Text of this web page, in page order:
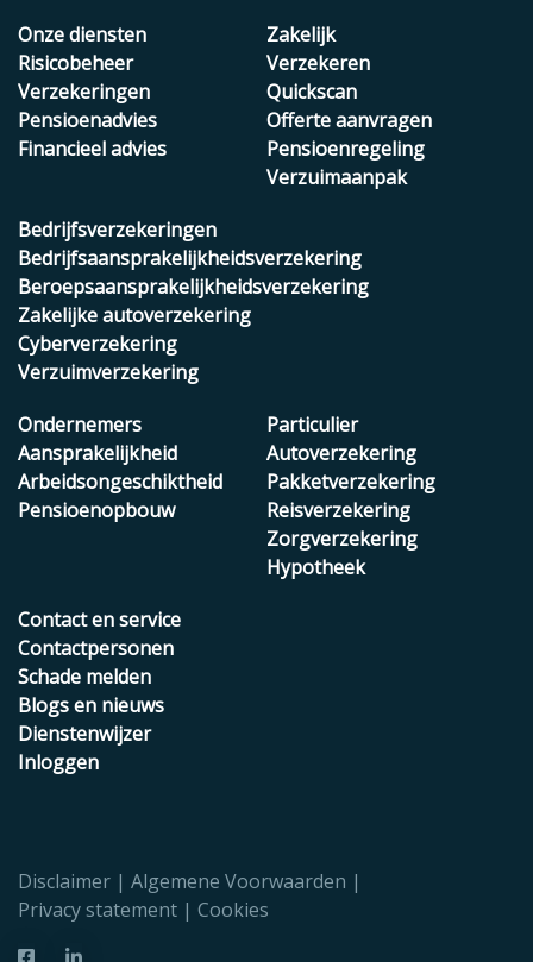
Onze diensten
Risicobeheer
Verzekeringen
Pensioenadvies
Financieel advies
Zakelijk
Verzekeren
Quickscan
Offerte aanvragen
Pensioenregeling
Verzuimaanpak
Bedrijfsverzekeringen
Bedrijfsaansprakelijkheidsverzekering
Beroepsaansprakelijkheidsverzekering
Zakelijke autoverzekering
Cyberverzekering
Verzuimverzekering
Ondernemers
Aansprakelijkheid
Arbeidsongeschiktheid
Pensioenopbouw
Particulier
Autoverzekering
Pakketverzekering
Reisverzekering
Zorgverzekering
Hypotheek
Contact en service
Contactpersonen
Schade melden
Blogs en nieuws
Dienstenwijzer
Inloggen
Disclaimer
Algemene Voorwaarden
Privacy statement
Cookies